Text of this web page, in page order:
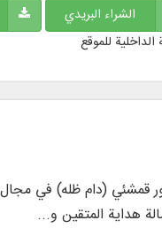
الشراء البريدي
الداخلية للموقع
قمشئي (دام ظله) في مجال:
هداية المتقين و...